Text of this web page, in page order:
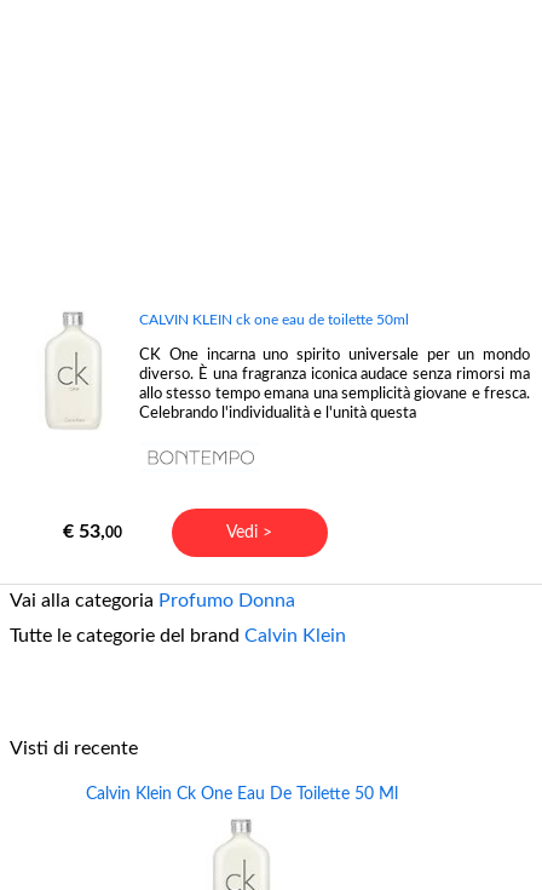
CALVIN KLEIN ck one eau de toilette 50ml
CK One incarna uno spirito universale per un mondo
diverso. È una fragranza iconica audace senza rimorsi ma
allo stesso tempo emana una semplicità giovane e fresca.
Celebrando l'individualità e l'unità questa
€ 53,00 Vedi >
Vai alla categoria Profumo Donna
Tutte le categorie del brand Calvin Klein
Visti di recente
Calvin Klein Ck One Eau De Toilette 50 Ml